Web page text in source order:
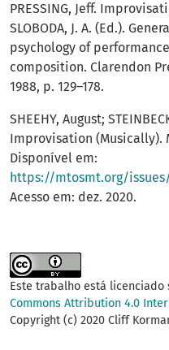
PRESSING, Jeff.
SLOBODA, J. A. (Ed.).
psychology of
composition. Clarendon
1988, p. 129–178.
SHEEHY, August;
Improvisation (Musically).
Disponível em:
https://mtosmt.org/issues/
Acesso em: dez. 2020.
Este trabalho está licenciado
Commons Attribution 4.0
Copyright (c) 2020 Cliff